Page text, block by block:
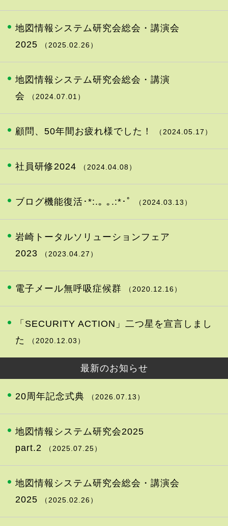
地図情報システム研究会総会・講演会
2025
（2025.02.26）
地図情報システム研究会総会・講演
会
（2024.07.01）
顧問、50年間お疲れ様でした！ （2024.05.17）
社員研修2024 （2024.04.08）
ブログ機能復活･*:.｡ ｡.:*･ﾟ （2024.03.13）
岩崎トータルソリューションフェア
2023
（2023.04.27）
電子メール無呼吸症候群 （2020.12.16）
「SECURITY ACTION」二つ星を宣言しまし
た
（2020.12.03）
最新のお知らせ
20周年記念式典 （2026.07.13）
地図情報システム研究会2025
part.2
（2025.07.25）
地図情報システム研究会総会・講演会
2025
（2025.02.26）